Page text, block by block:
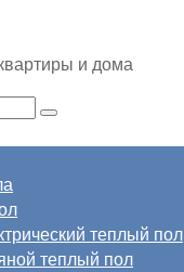
и дома
теплый пол
теплый пол